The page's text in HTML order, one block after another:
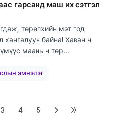
гарсанд маш их сэтгэл
төрөлхийн мэт тод
хангалуун байна! Хаван ч
маань ч төр...
эмнэлэг
3 4 5